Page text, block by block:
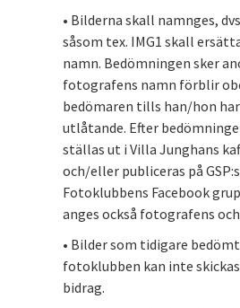
• Bilderna skall namnges,
såsom tex. IMG1 skall
namn. Bedömningen sker
fotografens namn förblir
bedömaren tills han/hon
utlåtande. Efter
ställas ut i Villa Junghans
och/eller publiceras på
Fotoklubbens Facebook
anges också fotografens
• Bilder som tidigare
fotoklubben kan inte
bidrag.